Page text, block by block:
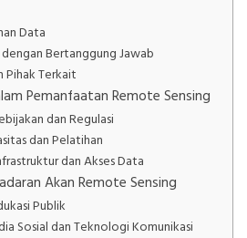
Data
Bertanggung Jawab
Pihak Terkait
Pemanfaatan Remote Sensing
dan Regulasi
dan Pelatihan
dan Akses Data
Akan Remote Sensing
Publik
Sosial dan Teknologi Komunikasi